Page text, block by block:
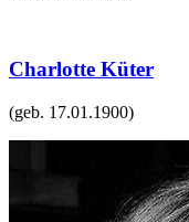
Charlotte Küter
(geb. 17.01.1900)